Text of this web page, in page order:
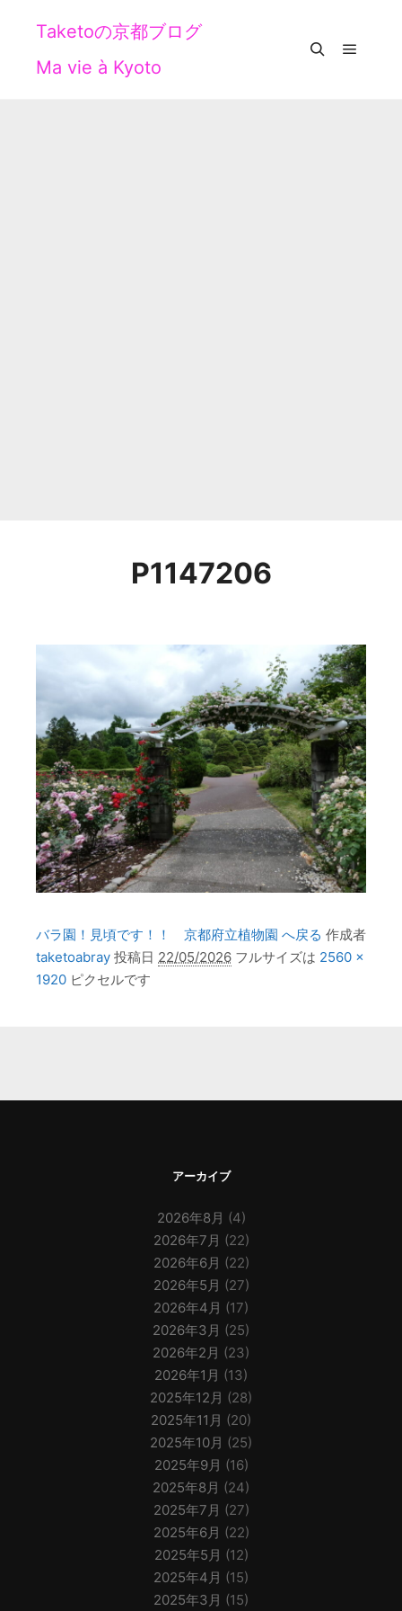
Taketoの京都ブログ
Ma vie à Kyoto
P1147206
バラ園！見頃です！！ 京都府立植物園 へ戻る 作成者
taketoabray 投稿日 22/05/2026 フルサイズは 2560 ×
1920 ピクセルです
アーカイブ
2026年8月 (4)
2026年7月 (22)
2026年6月 (22)
2026年5月 (27)
2026年4月 (17)
2026年3月 (25)
2026年2月 (23)
2026年1月 (13)
2025年12月 (28)
2025年11月 (20)
2025年10月 (25)
2025年9月 (16)
2025年8月 (24)
2025年7月 (27)
2025年6月 (22)
2025年5月 (12)
2025年4月 (15)
2025年3月 (15)